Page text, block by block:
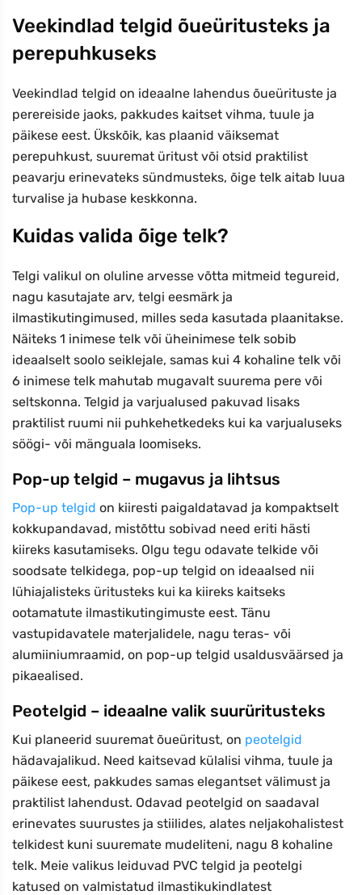
Veekindlad telgid õueüritusteks ja
perepuhkuseks
Veekindlad telgid on ideaalne lahendus õueürituste ja
perereiside jaoks, pakkudes kaitset vihma, tuule ja
päikese eest. Ükskõik, kas plaanid väiksemat
perepuhkust, suuremat üritust või otsid praktilist
peavarju erinevateks sündmusteks, õige telk aitab luua
turvalise ja hubase keskkonna.
Kuidas valida õige telk?
Telgi valikul on oluline arvesse võtta mitmeid tegureid,
nagu kasutajate arv, telgi eesmärk ja
ilmastikutingimused, milles seda kasutada plaanitakse.
Näiteks 1 inimese telk või üheinimese telk sobib
ideaalselt soolo seiklejale, samas kui 4 kohaline telk või
6 inimese telk mahutab mugavalt suurema pere või
seltskonna. Telgid ja varjualused pakuvad lisaks
praktilist ruumi nii puhkehetkedeks kui ka varjualuseks
söögi- või mänguala loomiseks.
Pop-up telgid – mugavus ja lihtsus
Pop-up telgid on kiiresti paigaldatavad ja kompaktselt
kokkupandavad, mistõttu sobivad need eriti hästi
kiireks kasutamiseks. Olgu tegu odavate telkide või
soodsate telkidega, pop-up telgid on ideaalsed nii
lühiajalisteks üritusteks kui ka kiireks kaitseks
ootamatute ilmastikutingimuste eest. Tänu
vastupidavatele materjalidele, nagu teras- või
alumiiniumraamid, on pop-up telgid usaldusväärsed ja
pikaealised.
Peotelgid – ideaalne valik suurüritusteks
Kui planeerid suuremat õueüritust, on peotelgid
hädavajalikud. Need kaitsevad külalisi vihma, tuule ja
päikese eest, pakkudes samas elegantset välimust ja
praktilist lahendust. Odavad peotelgid on saadaval
erinevates suurustes ja stiilides, alates neljakohalistest
telkidest kuni suuremate mudeliteni, nagu 8 kohaline
telk. Meie valikus leiduvad PVC telgid ja peotelgi
katused on valmistatud ilmastikukindlatest